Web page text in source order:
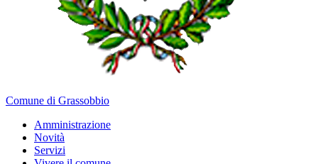
Comune di Grassobbio
Amministrazione
Novità
Servizi